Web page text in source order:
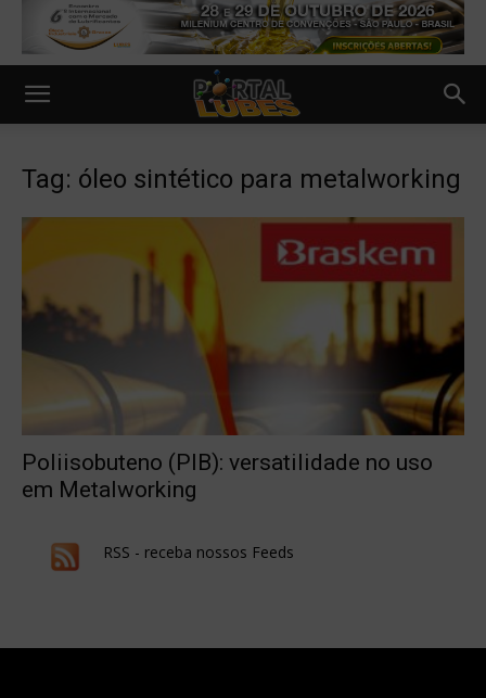
Tag: óleo sintético para metalworking
Poliisobuteno (PIB): versatilidade no uso
em Metalworking
RSS - receba nossos Feeds